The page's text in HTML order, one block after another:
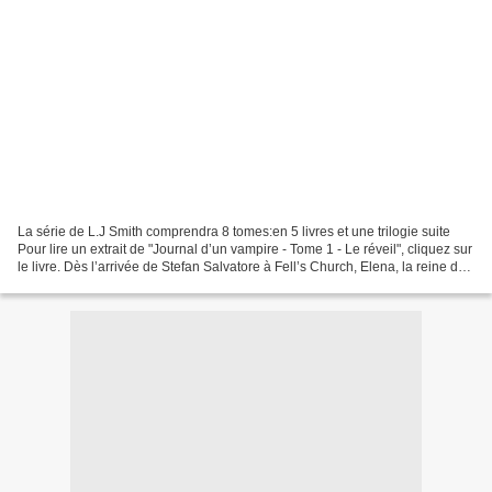
La série de L.J Smith comprendra 8 tomes:en 5 livres et une trilogie suite
Pour lire un extrait de "Journal d’un vampire - Tome 1 - Le réveil", cliquez sur
le livre. Dès l’arrivée de Stefan Salvatore à Fell’s Church, Elena, la reine du